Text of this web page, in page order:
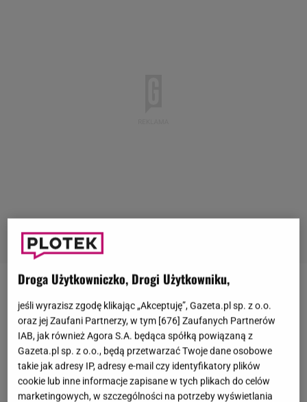
aktorów światowego formatu. Nikogo nie zadziwił
więc fakt, że62-latek pojawił się w jednej z reklam
emitowanych podczas finałowego meczu NFL-
Super Bowl, w której m.in. opowiedział krótko o
historii wydarzenia, oraz presji, która leży na barkach
Droga Użytkowniczko, Drogi Użytkowniku,
jeśli wyrazisz zgodę klikając „Akceptuję”, Gazeta.pl sp. z o.o.
oraz jej Zaufani Partnerzy, w tym [676] Zaufanych Partnerów
IAB, jak również Agora S.A. będąca spółką powiązaną z
Gazeta.pl sp. z o.o., będą przetwarzać Twoje dane osobowe
takie jak adresy IP, adresy e-mail czy identyfikatory plików
cookie lub inne informacje zapisane w tych plikach do celów
marketingowych, w szczególności na potrzeby wyświetlania